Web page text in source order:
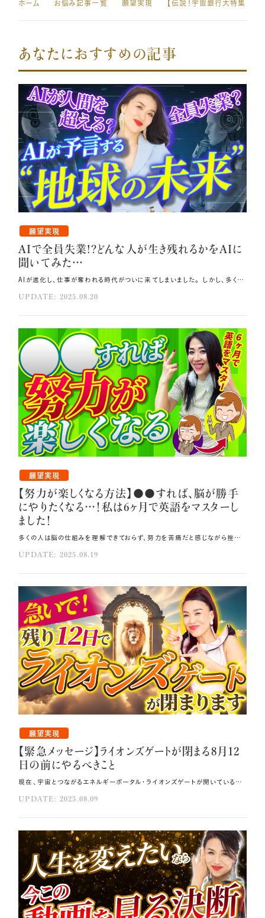
ホーム お悩み記事一覧 願望実現
あなたにおすすめの記事
願望実現
AIで全員失業!?どんな人が生き残れるかをAIに
聞いてみた…
AIが進化し、仕事が奪われる時代がついに来てしまいました。 しかし、多くの人は本当に重要な「人間だけが持つ本質」を見落としています💦 今回は、AIの予測とスピリチュアルを融合して、 未来をどう生きればいいかを解き明かしていきます🎀 その方法はコレ！！ 自分に嘘をつかず、ハイヤーセルフの声に従って生きてください。 自分の波動がすべての現実を作るのです。 ひらめきと感謝でAI時代を生きることが重要です。 元動画（YouTube）：『AIで全員失業!? どんな人が生き残れるかをAIに聞いてみたら…あなたは大丈夫？（第1948回）』 AIが予測する未来 AIが進化し、仕事が奪われる時代がついに到来しました。 AIを活用して世界中のデータと過去のパターンを学習させた結果、 共通して予測している未来があります。 それは、2030年までに今ある仕事の50%以上が自動化されるということです💫 これは決して遠い未来の話ではありません。 2040年までには人間の知能を超えるAGI（汎用AI）が登場する可能性があり、 2050年には人間とAIが融合する分岐点に入ると言われています。 しかし、これらの予測は技術面だけです。 私が問いたいのは魂の進化についてです。 つまり、「AIが人間の知能を超える時、 私たちは心や魂で進化できるのか？」が今まさに問われているのです🌿 実際に私は、経営のメンターであるロジャー・ハミルトンに7年前、 「通訳や翻訳の仕事はもう機械に置き換えられる」と言われました。 2025年の今、実際にそうなりました。 まだ心のこもったメッセージ性のある温かみのある通訳は残っていますが、やがて消えていくでしょう。 AIにできない人間だけの本質 AIにもできないことがあります。 それは直感、愛、ひらめき、魂との会話、アカシックレコードとの接続、 感情の深層にある意味を理解することです💗 これらはスピリチュアルな領域であり、AIが計算できない宇宙意識の世界なのです。 例えば、あなたが涙を流す理由が過去世の記憶だったとしたら、AIはそれを計算できるでしょうか？ 最近のAIはアカシックレコードのリーディングを計算できるようになりましたが、 やはり人間のアカシックレコードのリーディングとは異なります。 だからこそ人間らしさが問われる時代です。 ハイヤーセルフと繋がり、アカシックレコードを読み取り、 宇宙と共同創造する人間だけがAIの波を使う側になれます⭐ 占星術から見ると、2025年から2026年は冥王星が水瓶座に本格移行し、 社会の構造や常識が根底から書き換えられるタイミングで、AIと精神性が融合されてきます。 2029年には、天王星が双子座入りし、情報革命・言語・AI・神経がアップグレードされていきます。 さらに、2032年には木星と冥王星が調和し、魂レベルの選別が加速します。 これらの変化が起こる2025年から2032年にかけて、 AIの支配に怯える人とAIと宇宙を味方につけて飛躍する人にはっきり分かれるのです🍀 この期間は多くの人にとって人生の転機となるでしょう。 生き残る人と淘汰される人の決定的な違い 未来に生き残る人は「嘘がない人」です🌟 すなわち、自分に嘘をつかず、ハイヤーセルフの声に従って生きて、 感情を抑圧せず表現し、言葉とエネルギーが一致している人です🪽 逆に生きづらくなる人は、表面的にはポジティブでも内心は恐れている、 お金や承認を追って本音を無視する、他人軸や被害者意識で生きている人です。 これからは外側の成功ではなく、内側の一致こそが宇宙通貨になります。 自分の波動がすべての現実を作る時代になるのです💗 AI時代に豊かさを引き寄せる新しい働き方 最後に、AI時代の新しい仕事と豊かさの鍵について見ていきます。 単純作業、分析系、言語翻訳、事務作業は、AIがすべて対応します。 しかしAIにできないこともあります。 魂からの発信、目に見えない次元と繋がるヒーリング、 創造性や愛をベースにしたコンサルティング、宇宙意識と現実創造の統合などです。 つまり内的資産が豊かな人ほど外的豊かさも引き寄せるようになります💝 AIは脳を超えますが、魂は超えられません。 だからこそ魂と繋がって自分を偽らず、宇宙を味方につけて、ひらめきと感謝で生きてください🪐 それがこれからの時代を生きる唯一の道です。 私も7年前は後ろ髪を引かれる思いでしたが、 メンターのアドバイスを真剣に受け止めて自分の未来を決めました。 通訳の仕事以上に英語教育、スピリチュアルな教育にシフトすることで、 資産6円から10億円を超える起業家として成功できました。 あなたにも無限の可能性があります🌈 AIを活用して自分の天命を明確化し、AIと宇宙の力を借りて売上を向上させ、 無限に豊かで幸せな人生を実現してくださいね！ まとめ ハイヤーセルフと繋がり、アカシックレコードを読み取りましょう。 内的資産が豊かな人ほど外的豊かさも引き寄せることができます。 魂と繋がって自分を偽らず、宇宙を味方につけましょう。
UPDATE: 2025.08.20
願望実現
【努力が楽しくなる方法】●●すれば、脳が勝手
にやりたくなる…！私は6ヶ月で英語をマスターし
ました！
多くの人は脳の仕組みを理解できておらず、努力を苦痛だと感じながら挫折してしまいます。 そこで今回は、英語力ゼロから半年で通訳者になった経験をもとに、 努力を楽しくする脳科学的メソッドをご紹介します🍀 その方法はコレ！！ 人は宣言をすると脳が現実を合わせに行こうとし、自動的に行動を促し、宣言通りに叶えようとします。 具体的に期限を明確化することが重要です。 少しでもできたら必ず自分を褒めましょう。 元動画（YouTube）：『【努力が楽しくなる方法】⚫︎⚫︎すれば、脳が勝手にやりたくなる習慣！私は6ヶ月で英語をマスターしました！（第1946回）』 宣言で脳を味方につける 努力を楽しくする第一歩は、脳の最も重要な性質を理解することです🧠 脳は自分が指示した通りに動きます。 私は、英語力ゼロの状態で「通訳者になります」と宣言しました。 帰国子女で英語もペラペラなサークルの先輩に話した時、 「お前なんかに英語ができるか。英語も話せないじゃないか」と笑われてとても辛かったですが、 言ってしまったからにはやるしかないという状況が生まれました。 これが大きな力となるのです。 脳科学的に説明すると、人は宣言をすると脳が現実を合わせに行こうとします🌸 これは認知的不協和という心理現象で、言ったこととやっていることが一致しない時、 脳はストレスを感じます。 そのストレスを解消するため、自動的に行動を促し、宣言通りに叶えようとするのです。 効果的な宣言には3つのポイントがあります。 まず他人の前で言うこと💋 SNSや家族、友人の前で宣言してください。 2つ目は期限を明確化すること⏳ 「いつかバイリンガルになりたい」では脳は動き出しません。 脳は言葉通りに反応するため、「2026年1月まで」などと具体的に決めることが重要です。 3つ目は数値と行動をセットにすること🌿 「2026年1月までに英語を話せるようになるために毎日20分シャドーイングをします」のように 具体的にすると、脳が自動的にそれを習慣化してくれます。 脳の報酬回路でやる気を持続 脳のやる気ホルモンであるドーパミンは「達成しそうな瞬間」に分泌されます。 ダイエットで1kg痩せた時や外国人との簡単な会話が成り立った時にやる気が上がるのは、 ドーパミンの働きによるものです。 重要なのは、少しでもできたら必ず自分を褒めることです💞 例えば20分の動画学習を終えたら「よくできた」と自分に言ってあげるなどです。 さらに、やろうとしている段階で褒めることで、ドーパミンの分泌が早くなり、量も増えます。 私とディビッドは、お互いを常に褒め合います。 この習慣が、お互いの脳の報酬回路をしっかり機能させています。 こまめに自分を褒める習慣を持つことで、脳は抵抗しにくくなり、やる気が出やすくなります💫 まずは自分の脳と良い関係を築き、「やろうとしている自分」を積極的に認めることが大切です。 そうすることで、脳はより自分のために力を発揮するようになります。 3段階の目標設定でドーパミンを操る 努力を楽しくするには、短期・中期・長期の3つのレベルで目標を明確にすることが絶対に必要です❗ この設定により、達成ポイントがたくさん生まれ、ドーパミンが継続的に分泌されます。 長年英語を教えてきて分かったことは、 「英語ができるようになりたい」のように漠然とした目標で始める人はすぐに挫折するということです。 しかし「世界中に友達を100人作りたい」 「個人旅行でホテルの人とコミュニケーションを取りたい」などの 具体的な目標を持つ人は続けられます。 例えば英語学習なら、短期目標は「1日10単語覚えて5分間会話練習をする」、 中期目標は「1ヶ月で300単語覚える」、 長期目標は「半年で基本会話をマスターする」のような具合です。 「できそうな感じ」がするだけでドーパミンが分泌されます。 中期目標は短期目標の積み重ねで構いません。 1日やった瞬間にドーパミン、1ヶ月経った時にもドーパミンと、 達成ポイントをたくさん作ることで脳はドーパミン中毒になり、 達成感を求めて喜んで努力をしてくれるようになります🪽 ドーパミンのコントロールができるようになったら、 脳が自動的に働いてくれるようになりますから、成功は確実です。 RASで成功の証拠を自動収集 脳の中には証拠集め機能RAS（ラス）があります。 RASは「最近調子が良くて」と言った時に「また調子がいい」という証拠を収集し、 右肩上がりで良い状況をもたらします。 逆に「うまくいかない」と言うと、 うまくいかない証拠をどんどん集めてしまう恐ろしいシステムでもあります。 赤ちゃんが欲しいと思ったら街中の妊婦さんが目に入ったり、 プラダのバッグが欲しいと思った瞬間に街中の人がみんなプラダのバッグを 持っているように見えるのと同じです。 ここで重要なのは、達成する前から「できた、すごい、達成できた」と言って、 やろうとした瞬間に「すごい、よくやっている」と自分を褒めることです💖 そうするとRASが「よくやっているじゃないか」という証拠を集めに来てくれます。 わずかな成長にフォーカスし続け、「できている」を繰り返すことで 、脳が自動的に成功の証拠を集めてくれるようになります🎀 この仕組みを理解し、日々の小さな行動を習慣として積み重ねることで、 人生の転機となる大きな変化を生み出すことができます。 自然と成功し、バイリンガルになり、億万長者になっていくのです。 どうぞ脳の性質を活用した科学的なアプローチで努力を楽しいゲームに変え、 成功する人生を手に入れてくださいね！ まとめ 短期・中期・長期の3つのレベルで目標を明確にすることが必要です。 達成ポイントをたくさん作ることで脳はドーパミン中毒になり、達成感を求めて喜んで努力をしてくれるようになります。 達成する前から「できた、すごい、達成できた」と言って、やろうとした瞬間に「すごい、よくやっている」と自分を褒めましょう。
UPDATE: 2025.08.19
願望実現
【緊急メッセージ】ライオンズゲートが閉まる8月12
日の前にやるべきこと
現在、宇宙とつながるエネルギーポータル・ライオンズゲートが開いている真最中です。 毎年7月26日頃に始まり8月12日頃まで続くこの期間中、 宇宙から地球に高次元のエネルギーが降り注ぎます🌟 このエネルギーは人間の魂の覚醒を加速させる力を持ち、 8月8日にピークを迎えました。 特別に大きな宇宙応援が入るこの期間中、 ゲートが閉まる前にぜひやっていただきたいこと、 知っておいていただきたいことを今回は緊急メッセージとしてお伝えします💐 その方法はコレ！！ 過去・現在・未来が全部同時に「今」に存在しているという考え方に切り替えてください。 未来瞑想を通して叶えたい願望を宇宙に発注しましょう。 すでに豊かに満たされている自分を先取りして感じることで、「今、満たされている自分」を宇宙に向けて発注するのです。 元動画（YouTube）：『【緊急メッセージ】あと12日でライオンズゲートが閉まる前にやるべきことをお伝えします。（第1931回）』 古い時代の現実創造を手放す ライオンズゲートが開門し宇宙から高次元のエネルギーが降り注ぎ続けている今、 多くの方がいろいろな気づきを受け取っていることと思います。 8月12日にライオンズゲートが閉じるまでにやっておいていただきたいのは、 一言で言えば、これまでの3次元的な現実創造の方法を手放し、 12次元での現実創造の方法を身につけることです💞 3次元的な現実創造とは、 自力で努力し掴みに行く・無理やり動かす・奪う・競争する・頑張り続ける といったエネルギーの使い方で結果を出そうとする従来のやり方です。 ここから抜け出すには、まず時間の捉え方を変える必要があります。 時間とは「過去−現在−未来」といった直線的なものではなく、 過去・現在・未来が全部同時に 「今」に存在しているという考え方に切り替えてほしいのです🌿 全ての時間がこの瞬間に共存していると捉えると、AをすればBが起きるという原因と 結果の関係が必要なくなり、AがなくてもBが起きる世界へと切り替わっていきます。 ライオンズゲートが開き宇宙応援が無限に地球に降り注いでいる今、 これまで私たちを縛りつけてきた努力×労力＝成功という3次元の古い時代の方程式を手放し、 「気がついたらお金が生み出されていた」「気がついたら受け取れていた」新しい現実創造の 方法にシフトしていきましょう。 この変化こそが、あなたの人生における大きな転機となるのです。 12次元で創造して3次元で受け取る 続いて新しい現実創造の方法をお伝えします。 今この瞬間に過去も未来も同時にあることに意識を向けられるようになると、 12次元の量子力学的なエネルギーの場で創造されたものを 3次元で受け取れる理由が分かってくると思います💫 未来瞑想を通して叶えたい願望を宇宙に発注して先に12次元で創造すると、 自力で何とかしようとしなくても、宇宙の采配によって最善のタイミングと 最適な形で3次元においてことが進むようになります🌠 これが新しい現実創造の方法であり、安全に、カルマフリーに、 お金・仕事・人間関係・恋愛とどんな領域であっても 一番良いご縁がつながり続けます。 ライオンズゲートが開いている間にこの方法をマスターしていただくために、 もう少し具体的に説明しますね。 例えばお金が欲しいのであれば、豊かで満たされている自分を「今」感じてください🪽 すでに豊かに満たされている自分を先取りして感じることで、 「今、満たされている自分」を宇宙に向けて発注するのです。 「目標を達成するまで喜んではいけない」「実現していないのだから祝ってはいけない」 「実際満たされていないのだから満たされていると思ってはいけない」--- このような3次元的な考え方はもう終わりにしましょう。 理想を生きる自分を演じ切る"女優"になる もっと言えば、理想の状態を生きている自分・全てがうまくいっている自分を、 アカデミー主演女優賞を狙えるほど想像し、ひたすら演じ切ることに集中してください💋 病気になった時には、病気や痛みにフォーカスし「病気で辛い」ことを人に話すのではなく、 健康で元気に笑っている自分を先に感じ、その自分になりきってください。 理想のパートナーから愛されたいのであれば、「いいなあ、私も誰かに愛されたい」と思うのではなく、 今この場で自分がすでに愛そのものであることを感じてください。 するとその状態が12次元に打ち上げられて先に作られ、3次元で現実として受け取ることができます💗 自分を"良いこと集め磁石"にしよう ライオンズゲートが開いている今、宇宙はすごい勢いで私たちの体と過去を癒してくれており、 全ての人の心と体に良い変化が起きています。 朝ライブでお聞きしたところ、「肌が綺麗になった」「髪に艶が出た」「旦那さんが優しくしてくれた」など、 たくさんの方からライオンズゲート開門後の変化をご報告いただきました。 だからあなたも必ず変わっています。 自分の小さな良い変化にどうぞ目を向けてください👀 そうすると、脳の証拠集め機能RAS（ラス）がどんどん良い変化を探し出そうと働き始め、 良き変化が起き続ける循環が生まれます。逆に好ましくないことに意識を向けてしまうと RASはその証拠を集め始めます。 それを避けるためにも、良いところだけに意識をフォーカスするのです🌈 地球の美しさ、あなたが今生きている奇跡、自分の運の良さ、1mmの良き変化…これらを どんどんRASに伝え、ライオンズゲートが閉じるまでの残り期間、自分を"良いこと集め磁石"にし、 宇宙の大きな好転の波をしっかりと受け取り続けてください。 宇宙応援の受け取り力をアップ 宇宙とご先祖様はあなたの人生を良くするため一生懸命動いてくれています。 あなたは常に守られ、愛され、応援されているのです。 宇宙応援をさらに受け取るための秘訣は、自分が応援され、守られ、 愛されているという事実を本気で受け取ることです🌌 自分が宇宙の立場だったら、「全然応援してくれない」 「あの人はあんなに成功しているのに私は…」などと言われたら、 応援したい気持ちが薄れてきてしまいませんか？ だからこそ、どんな小さな変化・成長でも喜びを持って受け取り、感謝を積み重ねていってください。 信号が青だったことも、0.001mmの良き変化も、朝ライブにご縁してくださったことも、 全てが宇宙からの応援なのです。 この状態で理想の自分を未来瞑想して12次元に発注したら、後は宇宙に委ねるだけです🪐 宇宙采配によって最善のタイミングで実現しますので感謝して受け取りましょう。 これが新しい時代の現実創造です。 Amazonなどのウェブサービスでも、欲しいものを発注したら後は 家で待っていれば届きますよね。 欲しいものが向こうから来てくれたら、時間もエネルギーも努力も節約できます🎁 大切なのは、発注書を正しく書くことだけ。 8月12日に2025年のライオンズゲートが閉まるまでに、 ぜひこの新しい現実創造の実践に取り組んでみてくださいね。 ライオンズゲートについてもっと掘り下げて学びたい方は こちらを合わせてご覧ください⬇️ https://ogumayayoi.com/article/money/p17518/ まとめ 理想の状態を生きている自分・全てがうまくいっている自分を想像し、ひたすら演じ切ることに集中してください。 自分の小さな良い変化に目を向けましょう。 自分が応援され、守られ、愛されているという事実を本気で受け取りましょう。
UPDATE: 2025.08.09